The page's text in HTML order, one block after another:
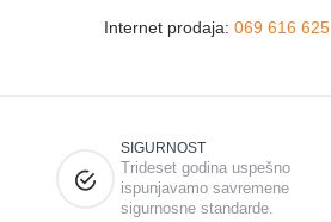
Internet prodaja: 069 616 625
SIGURNOST
Trideset godina uspešno
ispunjavamo savremene
sigurnosne standarde.